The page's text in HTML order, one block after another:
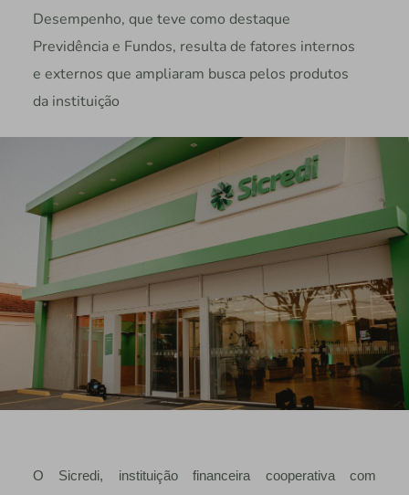
Desempenho, que teve como destaque
Previdência e Fundos, resulta de fatores internos
e externos que ampliaram busca pelos produtos
da instituição
O Sicredi, instituição financeira cooperativa com